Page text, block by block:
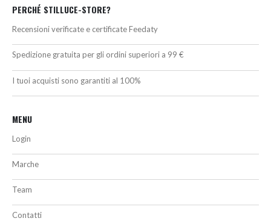
PERCHÉ STILLUCE-STORE?
Recensioni verificate e certificate Feedaty
Spedizione gratuita per gli ordini superiori a 99 €
I tuoi acquisti sono garantiti al 100%
MENU
Login
Marche
Team
Contatti